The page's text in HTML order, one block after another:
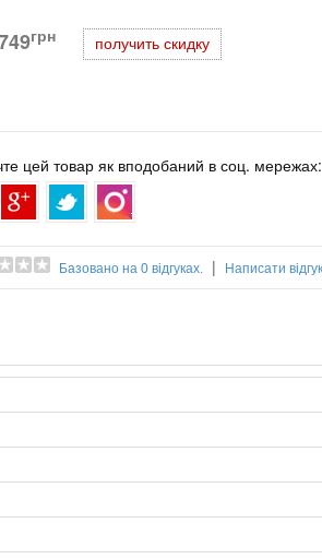
грн получить скидку
цей товар як вподобаний в соц. мережах:
Базовано на 0 відгуках. | Написати відгук